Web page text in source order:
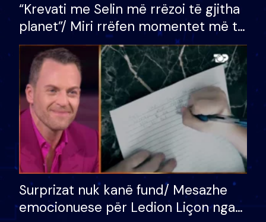
“Krevati me Selin më rrëzoi të gjitha
planet”/ Miri rrëfen momentet më të
bukura në shtëpinë e BB VIP: Do më
mungojë zilja e mëngjesit kur…
Surprizat nuk kanë fund/ Mesazhe
emocionuese për Ledion Liçon nga